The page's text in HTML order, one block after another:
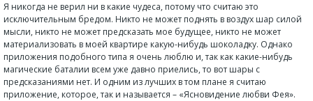
Я никогда не верил ни в какие чудеса, потому что считаю это
исключительным бредом. Никто не может поднять в воздух шар силой
мысли, никто не может предсказать мое будущее, никто не может
материализовать в моей квартире какую-нибудь шоколадку. Однако
приложения подобного типа я очень люблю и, так как какие-нибудь
магические баталии всем уже давно приелись, то вот шары с
предсказаниями нет. И одним из лучших в том плане я считаю
приложение, которое, так и называется – «Ясновидение любви Фея».